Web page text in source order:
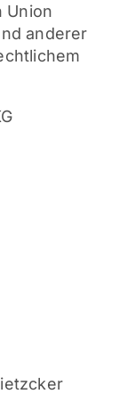
Union
anderer